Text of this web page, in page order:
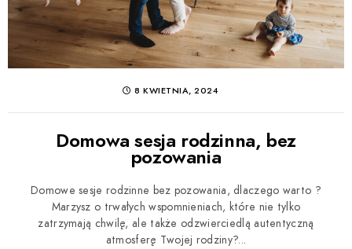
8 KWIETNIA, 2024
Domowa sesja rodzinna, bez
pozowania
Domowe sesje rodzinne bez pozowania, dlaczego warto ?
Marzysz o trwałych wspomnieniach, które nie tylko
zatrzymają chwilę, ale także odzwierciedlą autentyczną
atmosferę Twojej rodziny?...